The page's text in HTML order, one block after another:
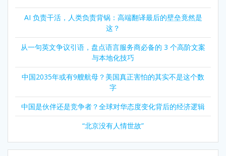
AI 负责干活，人类负责背锅：高端翻译最后的壁垒竟然是
这？
从一句英文争议引语，盘点语言服务商必备的 3 个高阶文案
与本地化技巧
中国2035年或有9艘航母？美国真正害怕的其实不是这个数
字
中国是伙伴还是竞争者？全球对华态度变化背后的经济逻辑
“北京没有人情世故”